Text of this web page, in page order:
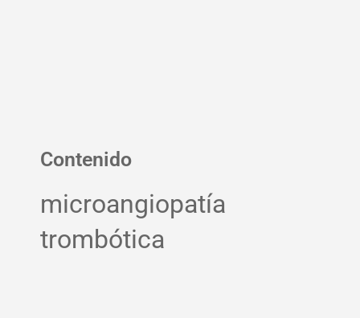
Contenido
microangiopatía
trombótica